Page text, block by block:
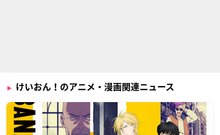
けいおん！のアニメ・漫画関連ニュース